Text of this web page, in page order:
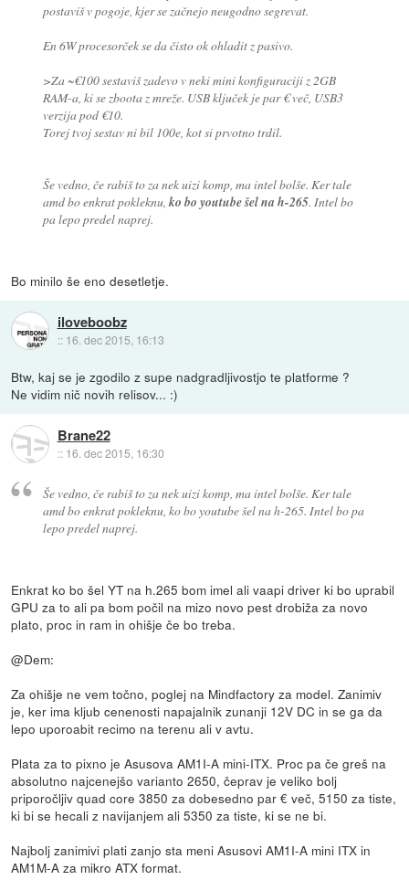
postaviš v pogoje, kjer se začnejo neugodno segrevat.
En 6W procesorček se da čisto ok ohladit z pasivo.
>Za ~€100 sestaviš zadevo v neki mini konfiguraciji z 2GB
RAM-a, ki se zboota z mreže. USB ključek je par € več, USB3
verzija pod €10.
Torej tvoj sestav ni bil 100e, kot si prvotno trdil.
Še vedno, če rabiš to za nek uizi komp, ma intel bolše. Ker tale
amd bo enkrat pokleknu,ko bo youtube šel na h-265. Intel bo
pa lepo predel naprej.
Bo minilo še eno desetletje.
iloveboobz
:: 16. dec 2015, 16:13
Btw, kaj se je zgodilo z supe nadgradljivostjo te platforme ?
Ne vidim nič novih relisov... :)
Brane22
:: 16. dec 2015, 16:30
Še vedno, če rabiš to za nek uizi komp, ma intel bolše. Ker tale
amd bo enkrat pokleknu, ko bo youtube šel na h-265. Intel bo pa
lepo predel naprej.
Enkrat ko bo šel YT na h.265 bom imel ali vaapi driver ki bo uprabil
GPU za to ali pa bom počil na mizo novo pest drobiža za novo
plato, proc in ram in ohišje če bo treba.
@Dem:
Za ohišje ne vem točno, poglej na Mindfactory za model. Zanimiv
je, ker ima kljub cenenosti napajalnik zunanji 12V DC in se ga da
lepo uporoabit recimo na terenu ali v avtu.
Plata za to pixno je Asusova AM1I-A mini-ITX. Proc pa če greš na
absolutno najcenejšo varianto 2650, čeprav je veliko bolj
priporočljiv quad core 3850 za dobesedno par € več, 5150 za tiste,
ki bi se hecali z navijanjem ali 5350 za tiste, ki se ne bi.
Najbolj zanimivi plati zanjo sta meni Asusovi AM1I-A mini ITX in
AM1M-A za mikro ATX format.